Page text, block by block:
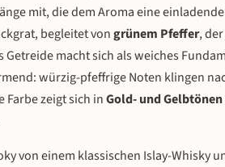
mit, die dem Aroma eine
begleitet vongrünem Pfeffer,
Getreide macht sich als weiches
würzig-pfeffrige Noten klingen
Farbe zeigt sich inGold- und
von einem klassischen Islay-Whisky